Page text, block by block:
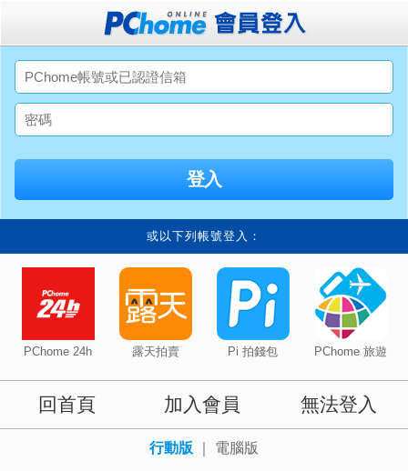
或以下列帳號登入：
PChome 24h 露天拍賣 Pi 拍錢包 PChome 旅遊
回首頁 加入會員 無法登入
行動版 電腦版